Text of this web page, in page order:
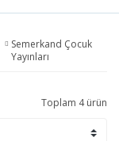
Semerkand Çocuk
Yayınları
Toplam 4 ürün